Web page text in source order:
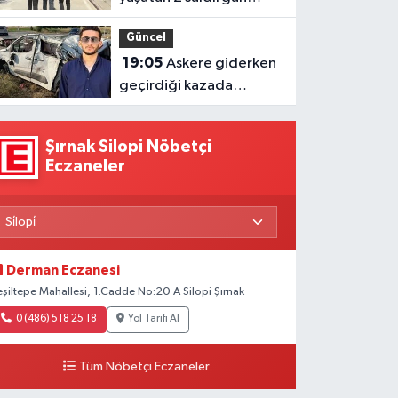
tutuklandı
Güncel
19:05
geçirdiği kazada
hayatını kaybetti
Şırnak Silopi Nöbetçi
Eczaneler
Derman Eczanesi
Mahallesi, 1.Cadde No:20 A Silopi Şırnak
0 (486) 518 25 18 Yol Tarifi Al
Tüm Nöbetçi Eczaneler